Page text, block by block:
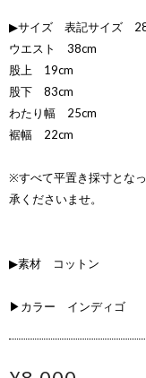
▶サイズ 表記サイズ
ウエスト 38cm
股上 19cm
股下 83cm
わたり幅 25cm
裾幅 22cm
※すべて平置き採寸とな
承くださいませ。
▶素材 コットン
▶カラー インディゴ